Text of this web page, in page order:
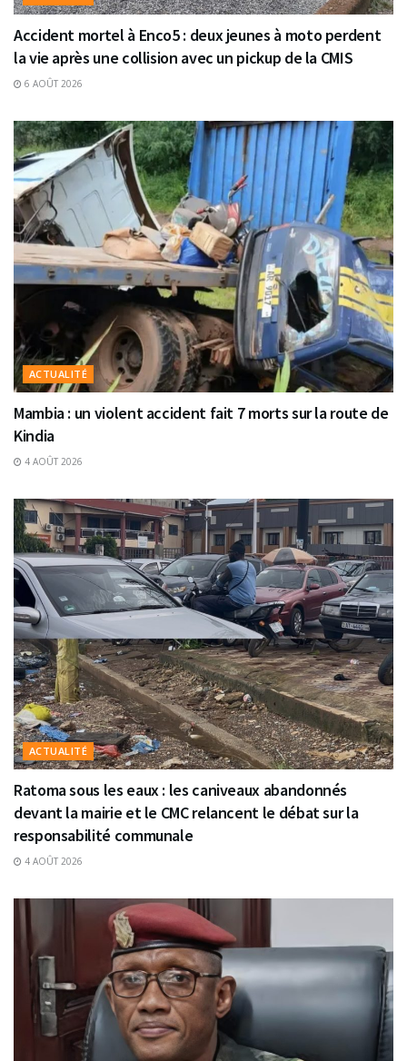
Accident mortel à Enco5 : deux jeunes à moto perdent
la vie après une collision avec un pickup de la CMIS
6 AOÛT 2026
ACTUALITÉ
Mambia : un violent accident fait 7 morts sur la route de
Kindia
4 AOÛT 2026
ACTUALITÉ
Ratoma sous les eaux : les caniveaux abandonnés
devant la mairie et le CMC relancent le débat sur la
responsabilité communale
4 AOÛT 2026